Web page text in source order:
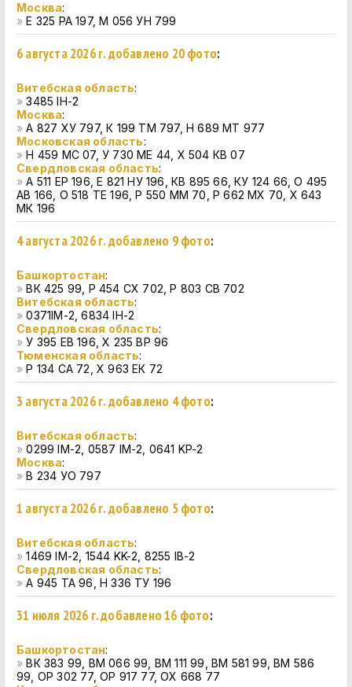
Москва:
»Е 325 РА 197, М 056 УН 799
6 августа 2026 г. добавлено 20 фото:
Витебская область:
»3485 IH-2
Москва:
»А 827 ХУ 797, К 199 ТМ 797, Н 689 МТ 977
Московская область:
»Н 459 МС 07, У 730 МЕ 44, Х 504 КВ 07
Свердловская область:
»А 511 ЕР 196, Е 821 НУ 196, КВ 895 66, КУ 124 66, О 495
АВ 166, О 518 ТЕ 196, Р 550 ММ 70, Р 662 МХ 70, Х 643
МК 196
4 августа 2026 г. добавлено 9 фото:
Башкортостан:
»ВК 425 99, Р 454 СХ 702, Р 803 СВ 702
Витебская область:
»0371IM-2, 6834 IH-2
Свердловская область:
»У 395 ЕВ 196, Х 235 ВР 96
Тюменская область:
»Р 134 СА 72, Х 963 ЕК 72
3 августа 2026 г. добавлено 4 фото:
Витебская область:
»0299 IM-2, 0587 IM-2, 0641 KP-2
Москва:
»В 234 УО 797
1 августа 2026 г. добавлено 5 фото:
Витебская область:
»1469 IM-2, 1544 KK-2, 8255 IB-2
Свердловская область:
»А 945 ТА 96, Н 336 ТУ 196
31 июля 2026 г. добавлено 16 фото:
Башкортостан:
»ВК 383 99, ВМ 066 99, ВМ 111 99, ВМ 581 99, ВМ 586
99, ОР 302 77, ОР 917 77, ОХ 668 77